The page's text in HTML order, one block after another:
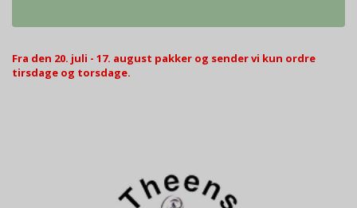
Fra den 20. juli - 17. august pakker og sender vi kun ordre
tirsdage og torsdage.